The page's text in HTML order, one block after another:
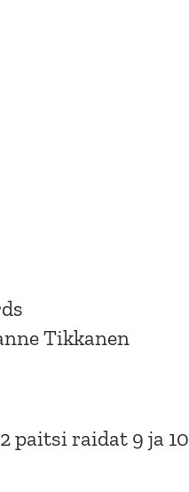
Tikkanen
paitsi raidat 9 ja 10